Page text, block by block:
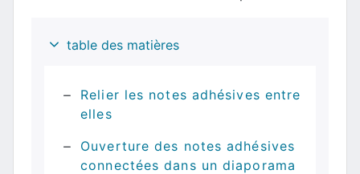
table des matières
Relier les notes adhésives entre
elles
Ouverture des notes adhésives
connectées dans un diaporama